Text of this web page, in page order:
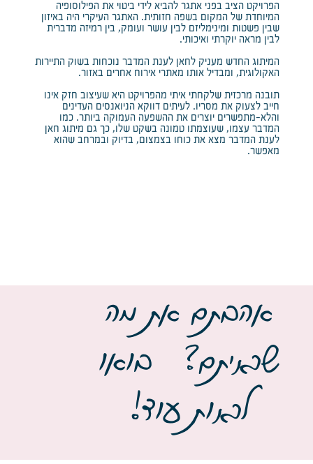
הפרויקט הציב בפני אתגר להביא לידי ביטוי את הפילוסופיה
המיוחדת של המקום בשפה חזותית. האתגר העיקרי היה באיזון
שבין פשטות ומינימליזם לבין עושר ועומק, בין רמיזה מדברית
לבין מראה יוקרתי ואיכותי.
המיתוג החדש מעניק לחאן לענת המדבר נוכחות בשוק התיירות
האקולוגית, ומבדיל אותו מאתרי אירוח אחרים באזור.
תובנה מרכזית שלקחתי איתי מהפרויקט היא שעיצוב חזק אינו
חייב לצעוק את מסריו. לעיתים דווקא הניואנסים העדינים
והלא-מתפשרים יוצרים את ההשפעה העמוקה ביותר. כמו
המדבר עצמו, שעוצמתו טמונה בשקט שלו, כך גם מיתוג חאן
לענת המדבר מצא את כוחו בצמצום, בדיוק ובמרחב שהוא
מאפשר.
אהבתם את מה
שראיתם? בואו
לראות עוד!